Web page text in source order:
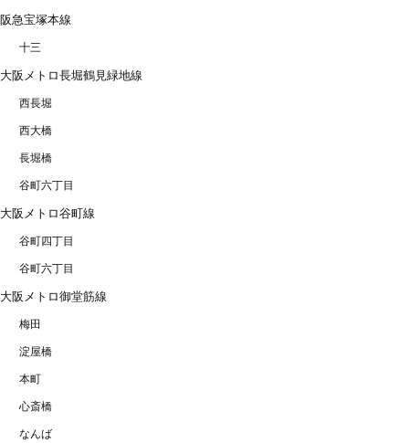
阪急宝塚本線
十三
大阪メトロ長堀鶴見緑地線
西長堀
西大橋
長堀橋
谷町六丁目
大阪メトロ谷町線
谷町四丁目
谷町六丁目
大阪メトロ御堂筋線
梅田
淀屋橋
本町
心斎橋
なんば